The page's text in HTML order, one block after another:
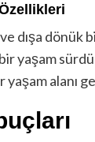
dışa dönük
bir yaşam
yaşam alanı